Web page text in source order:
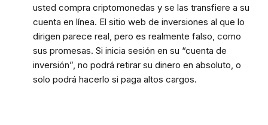
usted compra criptomonedas y se las transfiere a su
cuenta en línea. El sitio web de inversiones al que lo
dirigen parece real, pero es realmente falso, como
sus promesas. Si inicia sesión en su “cuenta de
inversión”, no podrá retirar su dinero en absoluto, o
solo podrá hacerlo si paga altos cargos.